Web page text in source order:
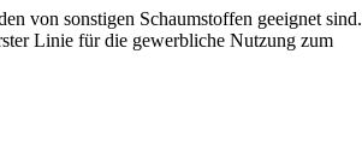
von sonstigen Schaumstoffen geeignet sind.
Linie für die gewerbliche Nutzung zum